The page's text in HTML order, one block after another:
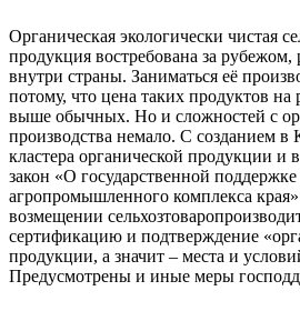
Органическая экологически чистая
продукция востребована за рубежом,
внутри страны. Заниматься её
потому, что цена таких продуктов
выше обычных. Но и сложностей с
производства немало. С созданием в
кластера органической продукции и
закон «О государственной поддержке
агропромышленного комплекса
возмещении
сертификацию и подтверждение
продукции, а значит – места и
Предусмотрены и иные меры